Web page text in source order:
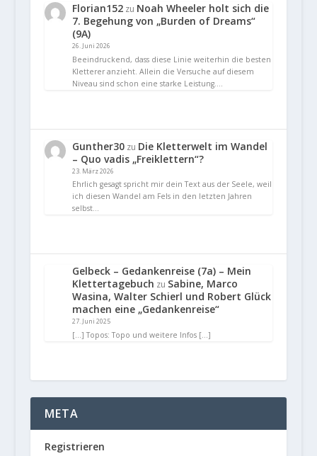
Florian152zu Noah Wheeler holt sich die
7. Begehung von „Burden of Dreams“
(9A)
26. Juni 2026
Beeindruckend, dass diese Linie weiterhin die besten
Kletterer anzieht. Allein die Versuche auf diesem
Niveau sind schon eine starke Leistung.…
Gunther30zu Die Kletterwelt im Wandel
– Quo vadis „Freiklettern“?
23. März 2026
Ehrlich gesagt spricht mir dein Text aus der Seele, weil
ich diesen Wandel am Fels in den letzten Jahren
selbst…
Gelbeck – Gedankenreise (7a) – Mein
Klettertagebuch zu Sabine, Marco
Wasina, Walter Schierl und Robert Glück
machen eine „Gedankenreise“
27. Juni 2025
[…] Topos: Topo und weitere Infos […]
META
Registrieren